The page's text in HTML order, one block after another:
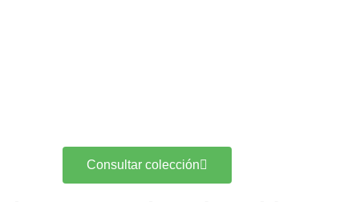
Consultar colección